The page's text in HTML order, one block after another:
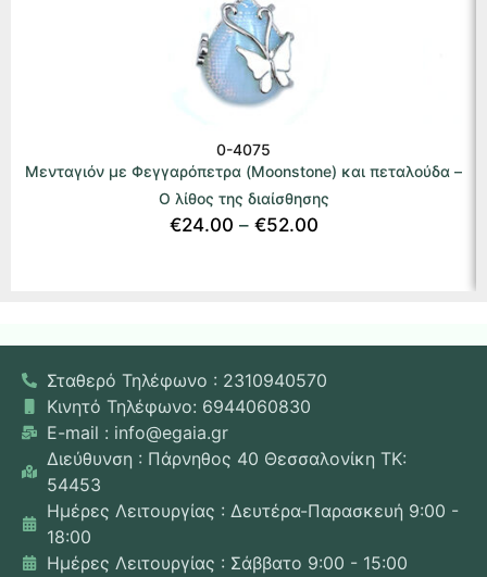
0-4075
Μενταγιόν με Φεγγαρόπετρα (Moonstone) και πεταλούδα –
Ο λίθος της διαίσθησης
€24.00 – €52.00
Σταθερό Τηλέφωνο : 2310940570
Κινητό Τηλέφωνο: 6944060830
E-mail : info@egaia.gr
Διεύθυνση : Πάρνηθος 40 Θεσσαλονίκη ΤΚ:
54453
Ημέρες Λειτουργίας : Δευτέρα-Παρασκευή 9:00 -
18:00
Ημέρες Λειτουργίας : Σάββατο 9:00 - 15:00